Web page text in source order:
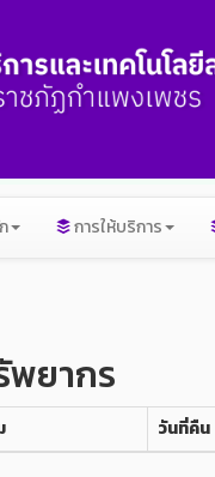
การให้บริการ
ยากร
วันที่คืน